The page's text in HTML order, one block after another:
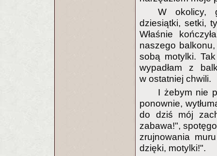
W okolicy,
dziesiątki, setki,
Właśnie
naszego
sobą motylki.
wypadłam z
w ostatniej chwili.
I żebym nie
ponownie,
do dziś mój
zabawa!",
zrujnowania
dzięki, motylki!".